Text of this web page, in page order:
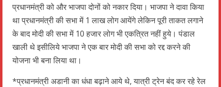
प्रधानमंत्री को और भाजपा दोनों को नकार दिया। भाजपा ने दावा किया
था प्रधानमंत्री की सभा में 1 लाख लोग आयेंगे लेकिन पूरी ताकत लगाने
के बाद मोदी की सभा में 10 हजार लोग भी एकत्रित नहीं हुये। पंडाल
खाली थे इसीलिये भाजपा ने एक बार मोदी की सभा को रद्द करने की
योजना भी बना लिया था।
*प्रधानमंत्री अडानी का धंधा बढ़ाने आये थे, यात्री ट्रेन बंद कर रहे रेल